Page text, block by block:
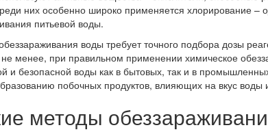
них особенно широко применяется хлорирование
питьевой воды.
воды требует точного подбора дозы
менее, при правильном применении химическое
и безопасной воды как в бытовых, так и в
побочных продуктов, влияющих на вкус воды
методы